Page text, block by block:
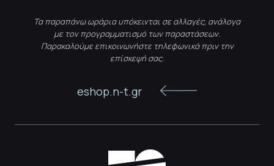
Τα παραπάνω ωράρια υπόκεινται σε αλλαγές, ανάλογα
με τον προγραμματισμό των παραστάσεων.
Παρακαλούμε επικοινωνήστε τηλεφωνικά πριν την
επίσκεψή σας.
eshop.n-t.gr